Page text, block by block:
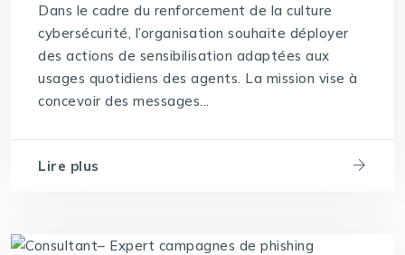
Dans le cadre du renforcement de la culture
cybersécurité, l’organisation souhaite déployer
des actions de sensibilisation adaptées aux
usages quotidiens des agents. La mission vise à
concevoir des messages...
Lire plus